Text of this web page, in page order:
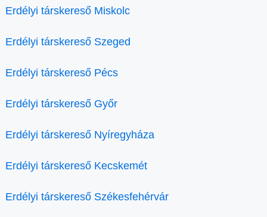
Erdélyi társkereső Miskolc
Erdélyi társkereső Szeged
Erdélyi társkereső Pécs
Erdélyi társkereső Győr
Erdélyi társkereső Nyíregyháza
Erdélyi társkereső Kecskemét
Erdélyi társkereső Székesfehérvár